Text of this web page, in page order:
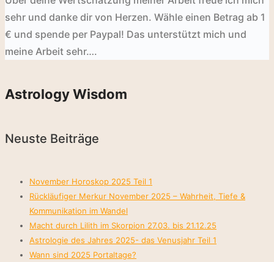
sehr und danke dir von Herzen. Wähle einen Betrag ab 1
€ und spende per Paypal! Das unterstützt mich und
meine Arbeit sehr….
Astrology Wisdom
Neuste Beiträge
November Horoskop 2025 Teil 1
Rückläufiger Merkur November 2025 – Wahrheit, Tiefe &
Kommunikation im Wandel
Macht durch Lilith im Skorpion 27.03. bis 21.12.25
Astrologie des Jahres 2025- das Venusjahr Teil 1
Wann sind 2025 Portaltage?